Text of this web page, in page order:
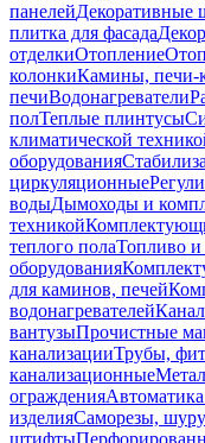
панелейДекоративные
плитка для фасада
отделкиОтопление
колонкиКамины, печи-
печиВодонагреватели
полТеплые плинтусы
климатической
оборудования
циркуляционные
водыДымоходы и
техникой
теплого полаТопливо и
оборудования
для каминов, печей
водонагревателей
вантузыПрочистные
канализацииТрубы,
канализационные
ограждения
изделияСаморезы,
штифты